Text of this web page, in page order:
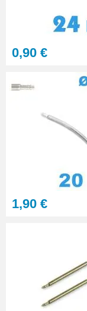
0,90 €
1,90 €